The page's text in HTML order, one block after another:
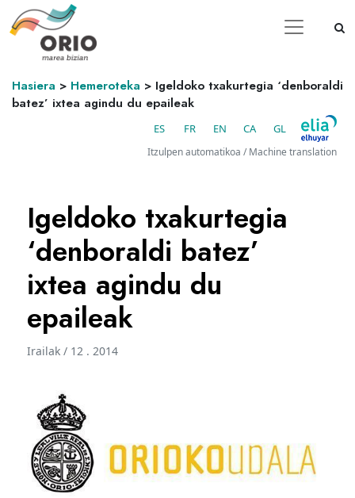
Hasiera > Hemeroteka > Igeldoko txakurtegia ‘denboraldi
batez’ ixtea agindu du epaileak
ES FR EN CA GL
Itzulpen automatikoa / Machine translation
Igeldoko txakurtegia
‘denboraldi batez’
ixtea agindu du
epaileak
Irailak / 12 . 2014